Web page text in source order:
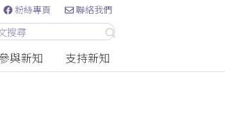
粉絲專頁 聯絡我們
參與新知 支持新知